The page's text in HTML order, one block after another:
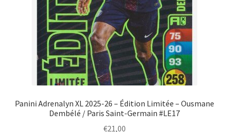
Panini Adrenalyn XL 2025-26 – Édition Limitée – Ousmane
Dembélé / Paris Saint-Germain #LE17
€21,00